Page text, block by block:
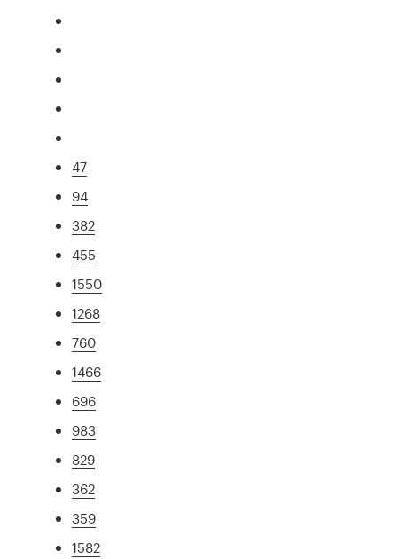
47
94
382
455
1550
1268
760
1466
696
983
829
362
359
1582